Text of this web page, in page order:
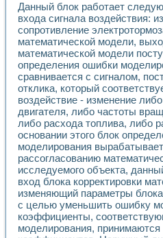
Автоматизированный
Исследование
Использование
Разработка
Учебный стенд для
Виртуальная
Преемственность
Универсальный стенд
Лабораторные
Виртуальный
Лабораторный
Разработка
Виртуальные
Из опыта внедрения в
Исследование
Опыт разработки
Проблемы повышения
Развитие LabVIEW
Данный блок работает
входа сигнала воздействия:
сопротивление
математической модели,
математической модели
определения ошибки
сравнивается с сигналом,
отклика, который
воздействие - изменение
двигателя, либо частоты
либо расхода топлива, либо
основании этого блок
моделирования
рассогласованию
исследуемого объекта,
вход блока корректировки
изменяющий параметры
с целью уменьшить ошибку
коэффициенты,
моделирования, принимаются